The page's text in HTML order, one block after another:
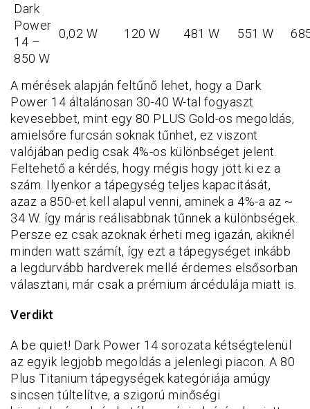
Dark
Power
14 –
850 W
0,02 W 120 W 481 W 551 W
A mérések alapján feltűnő lehet, hogy a Dark
Power 14 általánosan 30-40 W-tal fogyaszt
kevesebbet, mint egy 80 PLUS Gold-os megoldás,
amielsőre furcsán soknak tűnhet, ez viszont
valójában pedig csak 4%-os különbséget jelent.
Feltehető a kérdés, hogy mégis hogy jött ki ez a
szám. Ilyenkor a tápegység teljes kapacitását,
azaz a 850-et kell alapul venni, aminek a 4%-a az ~
34 W. így máris reálisabbnak tűnnek a különbségek.
Persze ez csak azoknak érheti meg igazán, akiknél
minden watt számít, így ezt a tápegységet inkább
a legdurvább hardverek mellé érdemes elsősorban
választani, már csak a prémium árcédulája miatt is.
Verdikt
A be quiet! Dark Power 14 sorozata kétségtelenül
az egyik legjobb megoldás a jelenlegi piacon. A 80
Plus Titanium tápegységek kategóriája amúgy
sincsen túltelítve, a szigorú minőségi